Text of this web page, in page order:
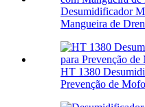
Desumidificador
Mangueira de
HT 1380
Prevenção de Mofo